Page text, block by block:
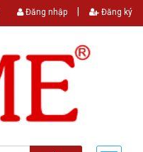
Đăng nhập Đăng ký